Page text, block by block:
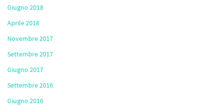
Giugno 2018
Aprile 2018
Novembre 2017
Settembre 2017
Giugno 2017
Settembre 2016
Giugno 2016